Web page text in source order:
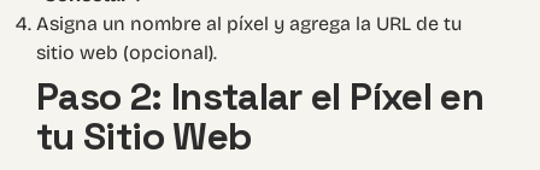
Asigna un nombre al píxel y agrega la URL de tu
sitio web (opcional).
Paso 2: Instalar el Píxel en
tu Sitio Web